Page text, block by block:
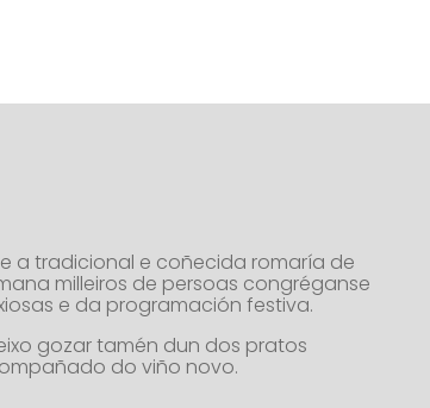
a tradicional e coñecida romaría de
milleiros de persoas congréganse
e da programación festiva.
gozar tamén dun dos pratos
do viño novo.